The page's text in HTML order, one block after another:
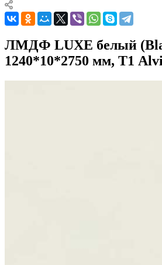
ЛМДФ LUXE белый
1240*10*2750 мм, Т1